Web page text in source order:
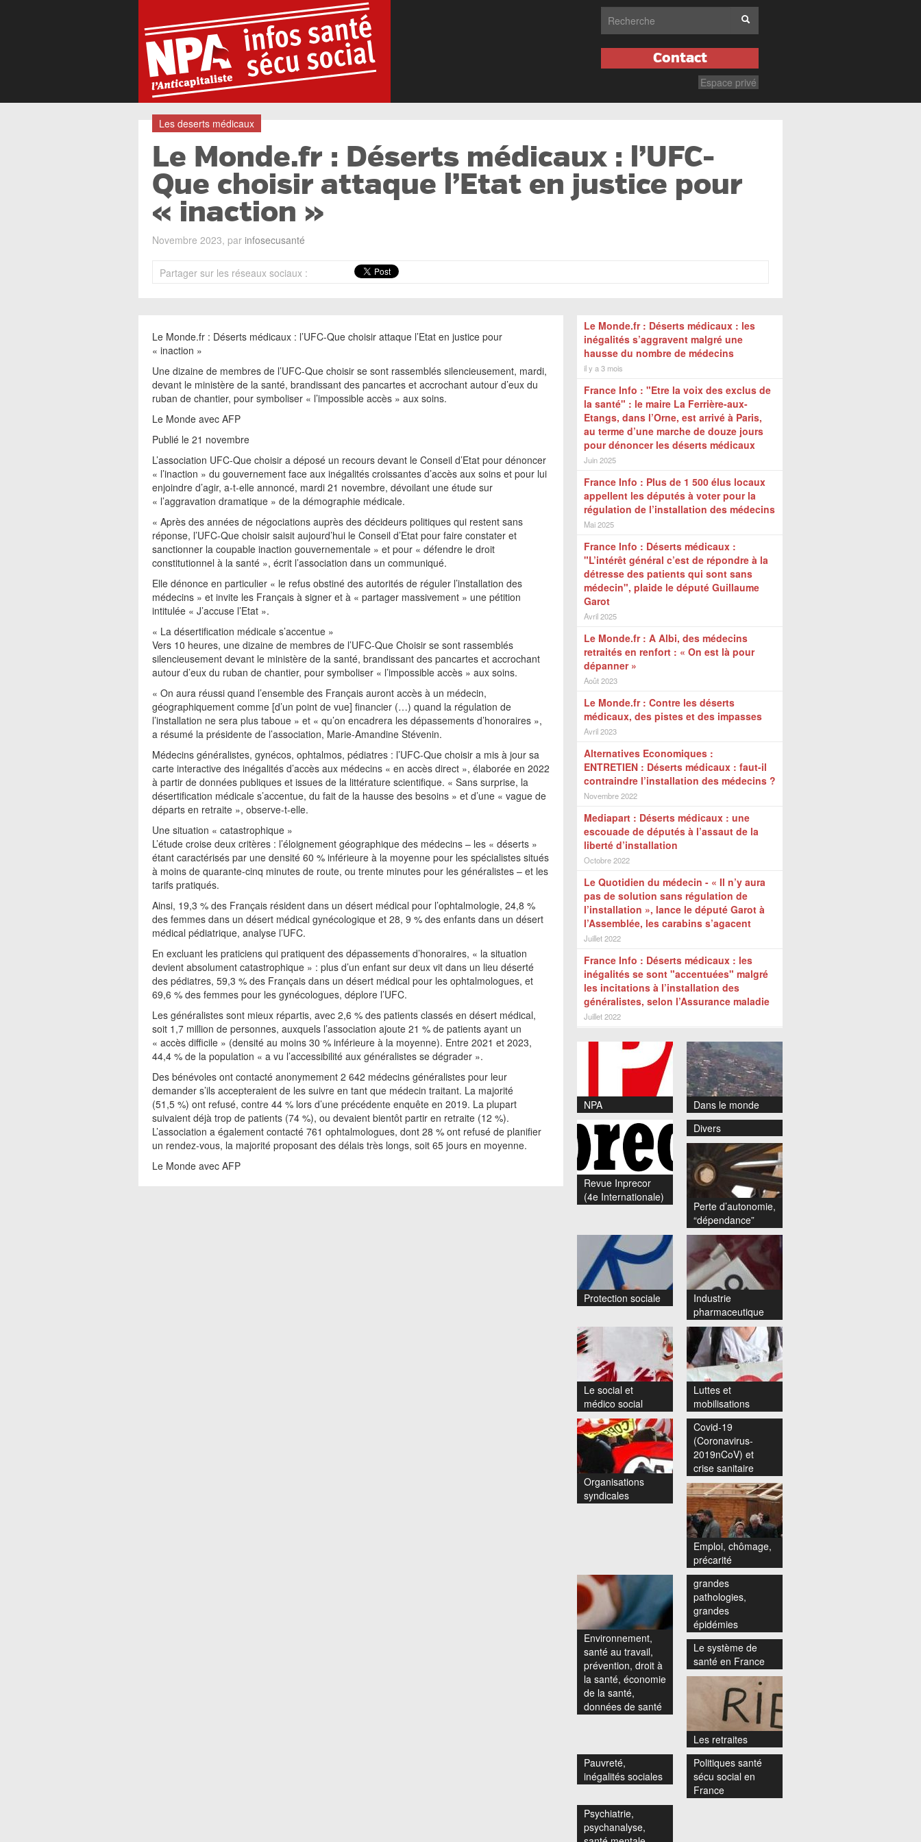
Contact
Espace privé
Les deserts médicaux
Le Monde.fr : Déserts médicaux : l’UFC-
Que choisir attaque l’Etat en justice pour
« inaction »
Novembre 2023, par infosecusanté
Partager sur les réseaux sociaux :
Le Monde.fr : Déserts médicaux : l’UFC-Que choisir attaque l’Etat en justice pour
« inaction »
Une dizaine de membres de l’UFC-Que choisir se sont rassemblés silencieusement, mardi,
devant le ministère de la santé, brandissant des pancartes et accrochant autour d’eux du
ruban de chantier, pour symboliser « l’impossible accès » aux soins.
Le Monde avec AFP
Publié le 21 novembre
L’association UFC-Que choisir a déposé un recours devant le Conseil d’Etat pour dénoncer
« l’inaction » du gouvernement face aux inégalités croissantes d’accès aux soins et pour lui
enjoindre d’agir, a-t-elle annoncé, mardi 21 novembre, dévoilant une étude sur
« l’aggravation dramatique » de la démographie médicale.
« Après des années de négociations auprès des décideurs politiques qui restent sans
réponse, l’UFC-Que choisir saisit aujourd’hui le Conseil d’Etat pour faire constater et
sanctionner la coupable inaction gouvernementale » et pour « défendre le droit
constitutionnel à la santé », écrit l’association dans un communiqué.
Elle dénonce en particulier « le refus obstiné des autorités de réguler l’installation des
médecins » et invite les Français à signer et à « partager massivement » une pétition
intitulée « J’accuse l’Etat ».
« La désertification médicale s’accentue »
Vers 10 heures, une dizaine de membres de l’UFC-Que Choisir se sont rassemblés
silencieusement devant le ministère de la santé, brandissant des pancartes et accrochant
autour d’eux du ruban de chantier, pour symboliser « l’impossible accès » aux soins.
« On aura réussi quand l’ensemble des Français auront accès à un médecin,
géographiquement comme [d’un point de vue] financier (…) quand la régulation de
l’installation ne sera plus taboue » et « qu’on encadrera les dépassements d’honoraires »,
a résumé la présidente de l’association, Marie-Amandine Stévenin.
Médecins généralistes, gynécos, ophtalmos, pédiatres : l’UFC-Que choisir a mis à jour sa
carte interactive des inégalités d’accès aux médecins « en accès direct », élaborée en 2022
à partir de données publiques et issues de la littérature scientifique. « Sans surprise, la
désertification médicale s’accentue, du fait de la hausse des besoins » et d’une « vague de
départs en retraite », observe-t-elle.
Une situation « catastrophique »
L’étude croise deux critères : l’éloignement géographique des médecins – les « déserts »
étant caractérisés par une densité 60 % inférieure à la moyenne pour les spécialistes situés
à moins de quarante-cinq minutes de route, ou trente minutes pour les généralistes – et les
tarifs pratiqués.
Ainsi, 19,3 % des Français résident dans un désert médical pour l’ophtalmologie, 24,8 %
des femmes dans un désert médical gynécologique et 28, 9 % des enfants dans un désert
médical pédiatrique, analyse l’UFC.
En excluant les praticiens qui pratiquent des dépassements d’honoraires, « la situation
devient absolument catastrophique » : plus d’un enfant sur deux vit dans un lieu déserté
des pédiatres, 59,3 % des Français dans un désert médical pour les ophtalmologues, et
69,6 % des femmes pour les gynécologues, déplore l’UFC.
Les généralistes sont mieux répartis, avec 2,6 % des patients classés en désert médical,
soit 1,7 million de personnes, auxquels l’association ajoute 21 % de patients ayant un
« accès difficile » (densité au moins 30 % inférieure à la moyenne). Entre 2021 et 2023,
44,4 % de la population « a vu l’accessibilité aux généralistes se dégrader ».
Des bénévoles ont contacté anonymement 2 642 médecins généralistes pour leur
demander s’ils accepteraient de les suivre en tant que médecin traitant. La majorité
(51,5 %) ont refusé, contre 44 % lors d’une précédente enquête en 2019. La plupart
suivaient déjà trop de patients (74 %), ou devaient bientôt partir en retraite (12 %).
L’association a également contacté 761 ophtalmologues, dont 28 % ont refusé de planifier
un rendez-vous, la majorité proposant des délais très longs, soit 65 jours en moyenne.
Le Monde avec AFP
Le Monde.fr : Déserts médicaux : les
inégalités s’aggravent malgré une
hausse du nombre de médecins
il y a 3 mois
France Info : "Etre la voix des exclus de
la santé" : le maire La Ferrière-aux-
Etangs, dans l’Orne, est arrivé à Paris,
au terme d’une marche de douze jours
pour dénoncer les déserts médicaux
Juin 2025
France Info : Plus de 1 500 élus locaux
appellent les députés à voter pour la
régulation de l’installation des médecins
Mai 2025
France Info : Déserts médicaux :
"L’intérêt général c’est de répondre à la
détresse des patients qui sont sans
médecin", plaide le député Guillaume
Garot
Avril 2025
Le Monde.fr : A Albi, des médecins
retraités en renfort : « On est là pour
dépanner »
Août 2023
Le Monde.fr : Contre les déserts
médicaux, des pistes et des impasses
Avril 2023
Alternatives Economiques :
ENTRETIEN : Déserts médicaux : faut-il
contraindre l’installation des médecins ?
Novembre 2022
Mediapart : Déserts médicaux : une
escouade de députés à l’assaut de la
liberté d’installation
Octobre 2022
Le Quotidien du médecin - « Il n’y aura
pas de solution sans régulation de
l’installation », lance le député Garot à
l’Assemblée, les carabins s’agacent
Juillet 2022
France Info : Déserts médicaux : les
inégalités se sont "accentuées" malgré
les incitations à l’installation des
généralistes, selon l’Assurance maladie
Juillet 2022
NPA Dans le monde
Revue Inprecor
(4e Internationale)
Divers
Perte d’autonomie,
“dépendance”
Protection sociale
Industrie
pharmaceutique
Le social et
médico social
Luttes et
mobilisations
Organisations
syndicales
Covid-19
(Coronavirus-
2019nCoV) et
crise sanitaire
Emploi, chômage,
précarité
Environnement,
santé au travail,
prévention, droit à
la santé, économie
de la santé,
données de santé
grandes
pathologies,
grandes
épidémies
Le système de
santé en France
Les retraites
Pauvreté,
inégalités sociales
Politiques santé
sécu social en
France
Psychiatrie,
psychanalyse,